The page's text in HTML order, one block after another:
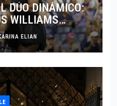
DÚO DINÁMICO:
WILLIAMS
DOBLES EN
ELIAN